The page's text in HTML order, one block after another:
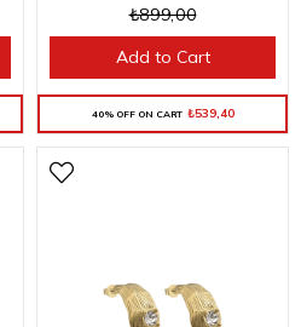
₺899,00
40% OFF ON CART ₺539,40
Add to Cart